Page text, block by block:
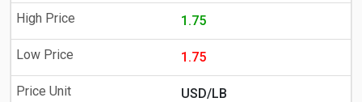
1.75
1.75
USD/LB